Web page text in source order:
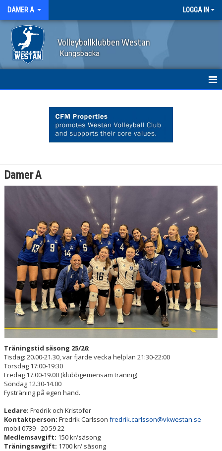
DAMER A LOGGA IN
Volleybollklubben Westan
Kungsbacka
TRUPPEN
DOKUMENT
KONTAKT
Damer A
Träningstid säsong 25/26:
Tisdag: 20.00-21.30, var fjärde vecka helplan 21:30-22:00
Torsdag 17:00-19:30
Fredag 17.00-19.00 (klubbgemensam träning)
Söndag 12.30-14.00
Fysträning på egen hand.
Ledare: Fredrik och Kristofer
Kontaktperson: Fredrik Carlsson fredrik.carlsson@vkwestan.se
mobil 0739 - 20 59 22
Medlemsavgift: 150 kr/säsong
Träningsavgift: 1700 kr/ säsong